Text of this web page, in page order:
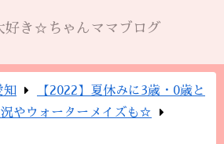
好き☆ちゃんママブログ
知
【2022】夏休みに3歳・0歳と
況やウォーターメイズも☆